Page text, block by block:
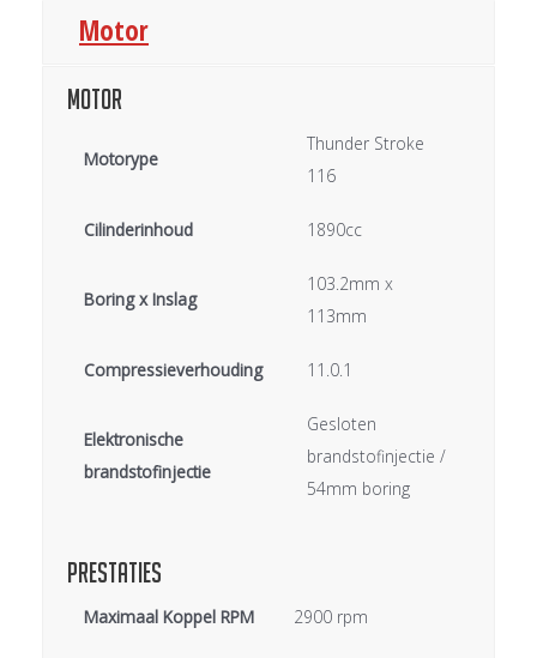
Motor
Motor
Motorype
Thunder Stroke
116
Cilinderinhoud 1890cc
Boring x Inslag
103.2mm x
113mm
Compressieverhouding 11.0.1
Elektronische
brandstofinjectie
Gesloten
brandstofinjectie /
54mm boring
Prestaties
Maximaal Koppel RPM 2900 rpm